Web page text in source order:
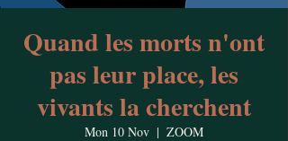
Quand les morts n'ont
pas leur place, les
vivants la cherchent
Mon 10 Nov
  |
ZOOM